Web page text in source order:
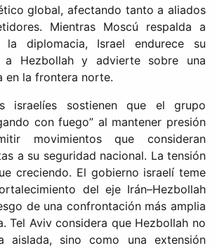
global, afectando tanto a aliados
Mientras Moscú respalda a
la diplomacia, Israel endurece su
a Hezbollah y advierte sobre una
en la frontera norte.
israelíes sostienen que el grupo
con fuego” al mantener presión
movimientos que consideran
a su seguridad nacional. La tensión
creciendo. El gobierno israelí teme
del eje Irán–Hezbollah
de una confrontación más amplia
Tel Aviv considera que Hezbollah no
aislada, sino como una extensión